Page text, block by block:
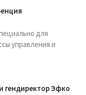
для
управления и
гендиректор Эфко